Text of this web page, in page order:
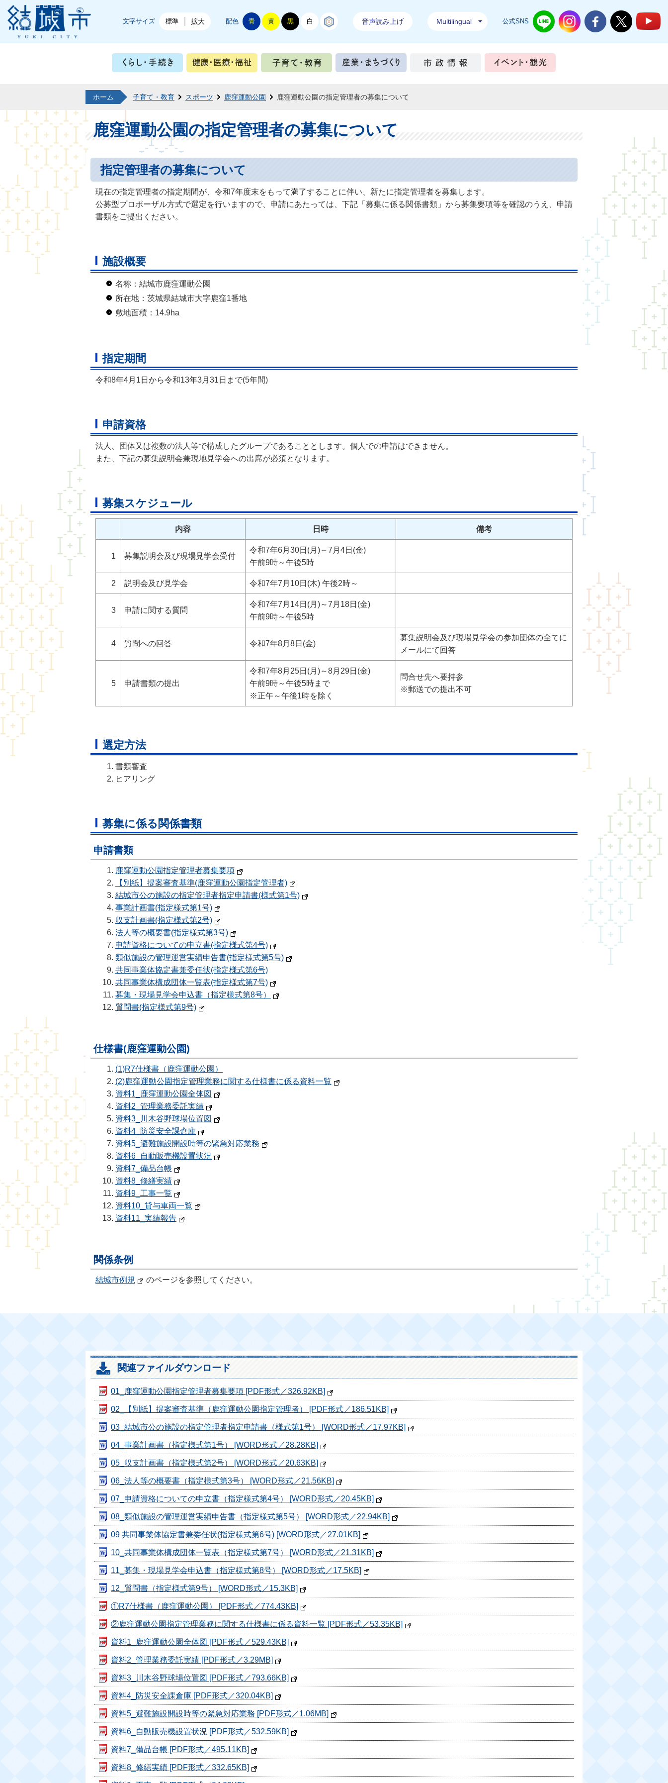
結城市公式ホームページ
文字サイズ 標準 拡大 配色 青 黄 黒 白 音声読み上げ Multilingual 公式SNS 結城市公式LINE結城市公式Instagram
結城市公式Facebook
結城市公式
くらし・手続き 健康・医療・福祉 子育て・教育 産業・まちづくり 市政情報
ホーム 子育て・教育 スポーツ 鹿窪運動公園 鹿窪運動公園の指定管理者の募集について
鹿窪運動公園の指定管理者の募集について
指定管理者の募集について
現在の指定管理者の指定期間が、令和7年度末をもって満了することに伴い、新たに指定管理者を募集します。
公募型プロポーザル方式で選定を行いますので、申請にあたっては、下記「募集に係る関係書類」から募集要項等を確認のうえ、申請
書類をご提出ください。
施設概要
名称：結城市鹿窪運動公園
所在地：茨城県結城市大字鹿窪1番地
敷地面積：14.9ha
指定期間
令和8年4月1日から令和13年3月31日まで(5年間)
申請資格
法人、団体又は複数の法人等で構成したグループであることとします。個人での申請はできません。
また、下記の募集説明会兼現地見学会への出席が必須となります。
募集スケジュール
内容 日時 備考
1 募集説明会及び現場見学会受付
令和7年6月30日(月)～7月4日(金)
午前9時～午後5時
2 説明会及び見学会 令和7年7月10日(木) 午後2時～
3 申請に関する質問
令和7年7月14日(月)～7月18日(金)
午前9時～午後5時
4 質問への回答 令和7年8月8日(金)
募集説明会及び現場見学会の参加団体の全てに
メールにて回答
5 申請書類の提出
令和7年8月25日(月)～8月29日(金)
午前9時～午後5時まで
※正午～午後1時を除く
問合せ先へ要持参
※郵送での提出不可
選定方法
書類審査
ヒアリング
募集に係る関係書類
申請書類
鹿窪運動公園指定管理者募集要項
【別紙】提案審査基準(鹿窪運動公園指定管理者)
結城市公の施設の指定管理者指定申請書(様式第1号)
事業計画書(指定様式第1号)
収支計画書(指定様式第2号)
法人等の概要書(指定様式第3号)
申請資格についての申立書(指定様式第4号)
類似施設の管理運営実績申告書(指定様式第5号)
共同事業体協定書兼委任状(指定様式第6号)
共同事業体構成団体一覧表(指定様式第7号)
募集・現場見学会申込書（指定様式第8号）
質問書(指定様式第9号)
仕様書(鹿窪運動公園)
(1)R7仕様書（鹿窪運動公園）
(2)鹿窪運動公園指定管理業務に関する仕様書に係る資料一覧
資料1_鹿窪運動公園全体図
資料2_管理業務委託実績
資料3_川木谷野球場位置図
資料4_防災安全課倉庫
資料5_避難施設開設時等の緊急対応業務
資料6_自動販売機設置状況
資料7_備品台帳
資料8_修繕実績
資料9_工事一覧
資料10_貸与車両一覧
資料11_実績報告
関係条例
結城市例規 のページを参照してください。
関連ファイルダウンロード
01_鹿窪運動公園指定管理者募集要項 [PDF形式／326.92KB]
02_【別紙】提案審査基準（鹿窪運動公園指定管理者） [PDF形式／186.51KB]
03_結城市公の施設の指定管理者指定申請書（様式第1号） [WORD形式／17.97KB]
04_事業計画書（指定様式第1号） [WORD形式／28.28KB]
05_収支計画書（指定様式第2号） [WORD形式／20.63KB]
06_法人等の概要書（指定様式第3号） [WORD形式／21.56KB]
07_申請資格についての申立書（指定様式第4号） [WORD形式／20.45KB]
08_類似施設の管理運営実績申告書（指定様式第5号） [WORD形式／22.94KB]
09 共同事業体協定書兼委任状(指定様式第6号) [WORD形式／27.01KB]
10_共同事業体構成団体一覧表（指定様式第7号） [WORD形式／21.31KB]
11_募集・現場見学会申込書（指定様式第8号） [WORD形式／17.5KB]
12_質問書（指定様式第9号） [WORD形式／15.3KB]
①R7仕様書（鹿窪運動公園） [PDF形式／774.43KB]
②鹿窪運動公園指定管理業務に関する仕様書に係る資料一覧 [PDF形式／53.35KB]
資料1_鹿窪運動公園全体図 [PDF形式／529.43KB]
資料2_管理業務委託実績 [PDF形式／3.29MB]
資料3_川木谷野球場位置図 [PDF形式／793.66KB]
資料4_防災安全課倉庫 [PDF形式／320.04KB]
資料5_避難施設開設時等の緊急対応業務 [PDF形式／1.06MB]
資料6_自動販売機設置状況 [PDF形式／532.59KB]
資料7_備品台帳 [PDF形式／495.11KB]
資料8_修繕実績 [PDF形式／332.65KB]